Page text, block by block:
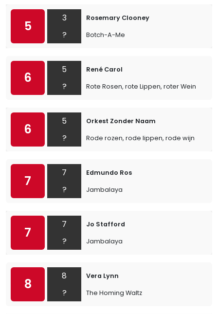
5
3
?
Rosemary Clooney
Botch-A-Me
6
5
?
René Carol
Rote Rosen, rote Lippen, roter Wein
6
5
?
Orkest Zonder Naam
Rode rozen, rode lippen, rode wijn
7
7
?
Edmundo Ros
Jambalaya
7
7
?
Jo Stafford
Jambalaya
8
8
?
Vera Lynn
The Homing Waltz